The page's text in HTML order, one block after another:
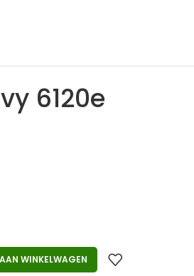
6120e
WINKELWAGEN